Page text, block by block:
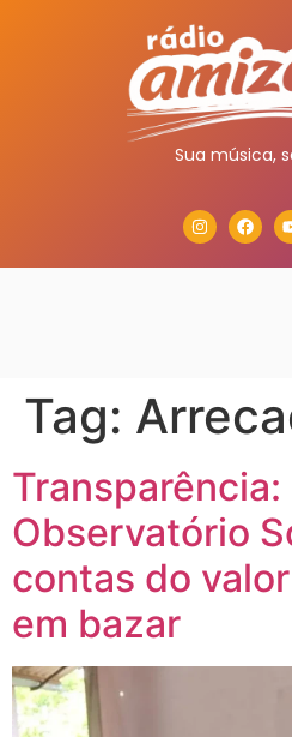
Sua música,
Tag:
Transparência:
Observatório
contas do
em bazar